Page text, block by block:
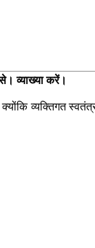
व्याख्या करें।
क्योंकि व्यक्तिगत